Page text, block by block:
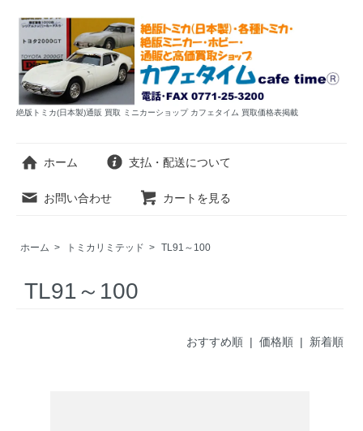
絶版トミカ(日本製)通販 買取 ミニカーショップ カフェタイム 買取価格表掲載
ホーム 支払・配送について
お問い合わせ カートを見る
ホーム > トミカリミテッド > TL91～100
TL91～100
おすすめ順 | 価格順| 新着順